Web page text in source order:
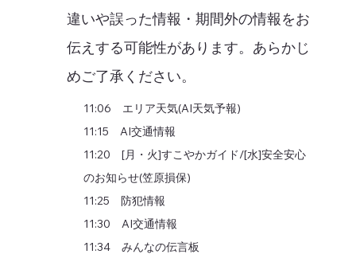
違いや誤った情報・期間外の情報をお
伝えする可能性があります。あらかじ
めご了承ください。
11:06 エリア天気(AI天気予報)
11:15 AI交通情報
11:20 [月・火]すこやかガイド/[水]安全安心
のお知らせ(笠原損保)
11:25 防犯情報
11:30 AI交通情報
11:34 みんなの伝言板